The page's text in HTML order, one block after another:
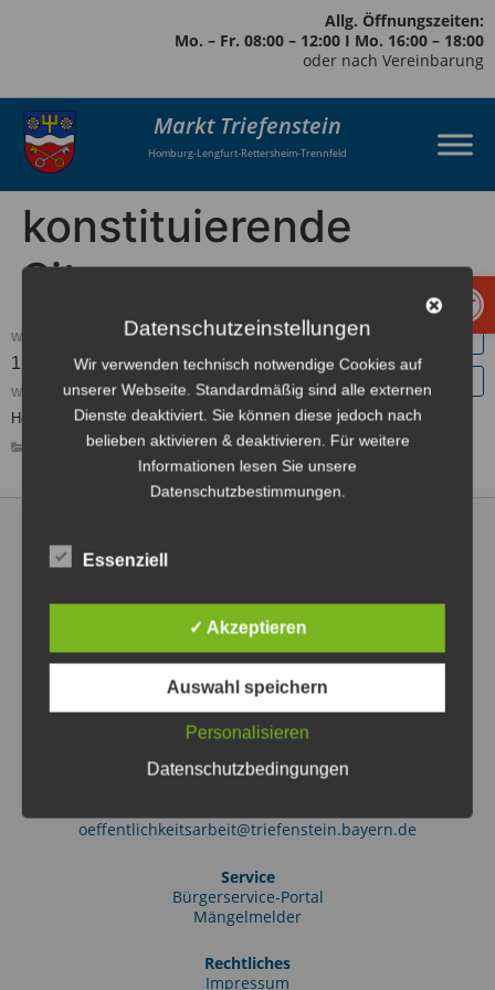
Allg. Öffnungszeiten:
Mo. – Fr. 08:00 – 12:00 I Mo. 16:00 – 18:00
oder nach Vereinbarung
Markt Triefenstein
Homburg-Lengfurt-Rettersheim-Trennfeld
konstituierende
Sitzung
WANN:
12. Mai 2026 um 19:30Europe/Berlin Zeitzone
WO:
Homburg, Schloßscheune
GEMEINDERAT
Markt Triefenstein
Rathausstraße 2
97855 Triefenstein OT Lengfurt
(09395) 97010
info@triefenstein.bayern.de
Friedrich-Ebert-Str. 38
oeffentlichkeitsarbeit@triefenstein.bayern.de
Service
Bürgerservice-Portal
Mängelmelder
Rechtliches
Impressum
Datenschutzeinstellungen
Wir verwenden technisch notwendige Cookies auf
unserer Webseite. Standardmäßig sind alle externen
Dienste deaktiviert. Sie können diese jedoch nach
belieben aktivieren & deaktivieren. Für weitere
Informationen lesen Sie unsere
Datenschutzbestimmungen.
Essenziell
✓ Akzeptieren
Auswahl speichern
Personalisieren
Datenschutzbedingungen